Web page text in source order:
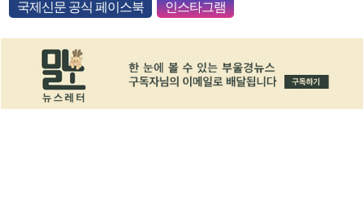
국제신문 공식 페이스북 인스타그램